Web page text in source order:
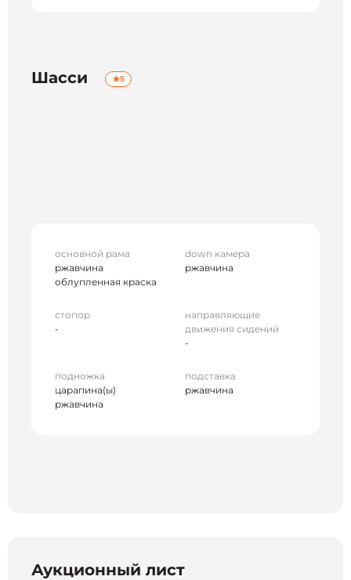
Шасси 5
основной рама
ржавчина
облупленная краска
down камера
ржавчина
стопор
-
направляющие
движения сидений
-
подножка
царапина(ы)
ржавчина
подставка
ржавчина
Аукционный лист